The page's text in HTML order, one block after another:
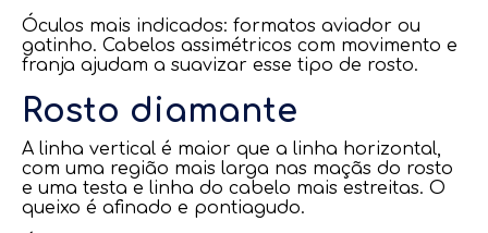
Óculos mais indicados: formatos aviador ou
gatinho. Cabelos assimétricos com movimento e
franja ajudam a suavizar esse tipo de rosto.
Rosto diamante
A linha vertical é maior que a linha horizontal,
com uma região mais larga nas maçãs do rosto
e uma testa e linha do cabelo mais estreitas. O
queixo é afinado e pontiagudo.